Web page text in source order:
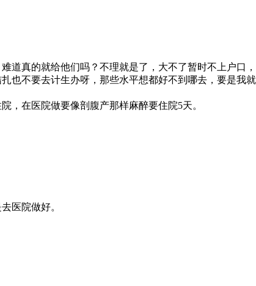
道真的就给他们吗？不理就是了，大不了暂时不上户
也不要去计生办呀，那些水平想都好不到哪去，要是我
，在医院做要像剖腹产那样麻醉要住院5天。
医院做好。